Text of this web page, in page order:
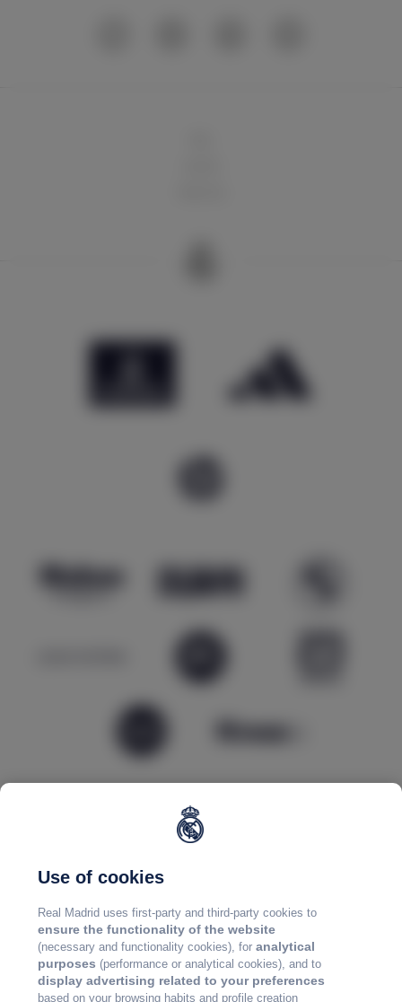
Use of cookies
Real Madrid uses first-party and third-party cookies to
ensure the functionality of the website
(necessary and functionality cookies), foranalytical
purposes (performance or analytical cookies), and to
display advertising related to your preferences
based on your browsing habits and profile creation